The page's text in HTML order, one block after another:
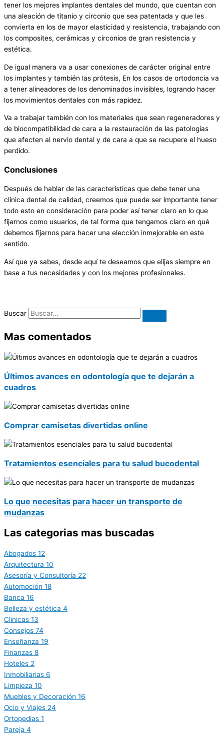
tener los mejores implantes dentales del mundo, que cuentan con
una aleación de titanio y circonio que sea patentada y que les
convierta en los de mayor elasticidad y resistencia, trabajando con
los composites, cerámicas y circonios de gran resistencia y
estética.
De igual manera va a usar conexiones de carácter original entre
los implantes y también las prótesis, En los casos de ortodoncia va
a tener alineadores de los denominados invisibles, logrando hacer
los movimientos dentales con más rapidez.
Va a trabajar también con los materiales que sean regeneradores y
de biocompatibilidad de cara a la restauración de las patologías
que afecten al nervio dental y de cara a que se recupere el hueso
perdido.
Conclusiones
Después de hablar de las características que debe tener una
clínica dental de calidad, creemos que puede ser importante tener
todo esto en consideración para poder así tener claro en lo que
fijarnos como usuarios, de tal forma que tengamos claro en qué
debemos fijarnos para hacer una elección inmejorable en este
sentido.
Así que ya sabes, desde aquí te deseamos que elijas siempre en
base a tus necesidades y con los mejores profesionales.
Buscar
Mas comentados
Últimos avances en odontología que te dejarán a
cuadros
Comprar camisetas divertidas online
Tratamientos esenciales para tu salud bucodental
Lo que necesitas para hacer un transporte de
mudanzas
Las categorias mas buscadas
Abogados 12
Arquitectura 10
Asesoría y Consultoría 22
Automoción 18
Banca 16
Belleza y estética 4
Clinicas 13
Consejos 74
Enseñanza 19
Finanzas 8
Hoteles 2
Inmobiliarias 6
Limpieza 10
Muebles y Decoración 16
Ocio y Viajes 24
Ortopedias 1
Pareja 4